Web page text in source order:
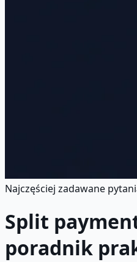
Najczęściej zadawane
Split
poradnik